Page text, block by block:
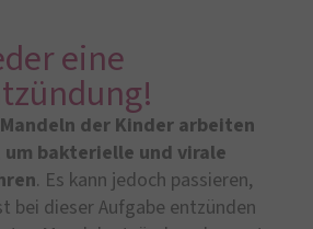
eine
Mandeln der Kinder arbeiten
bakterielle und virale
. Es kann jedoch passieren,
bei dieser Aufgabe entzünden